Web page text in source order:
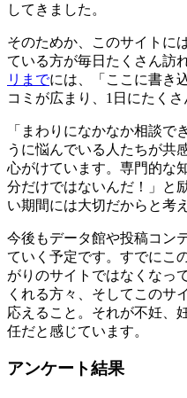
してきました。
そのためか、このサイトに
ている方が毎日たくさん訪
リまでには、「ここに書き
コミが広まり、1日にたくさ
「まわりになかなか相談で
うに悩んでいる人たちが共
心がけています。専門的な
分だけではないんだ！」と
い期間には大切だからと考
今後もデータ館や投稿コン
ていく予定です。すでにこ
がりのサイトではなくなっ
くれる方々、そしてこのサ
応えること。それが不妊、
任だと感じています。
アンケート結果